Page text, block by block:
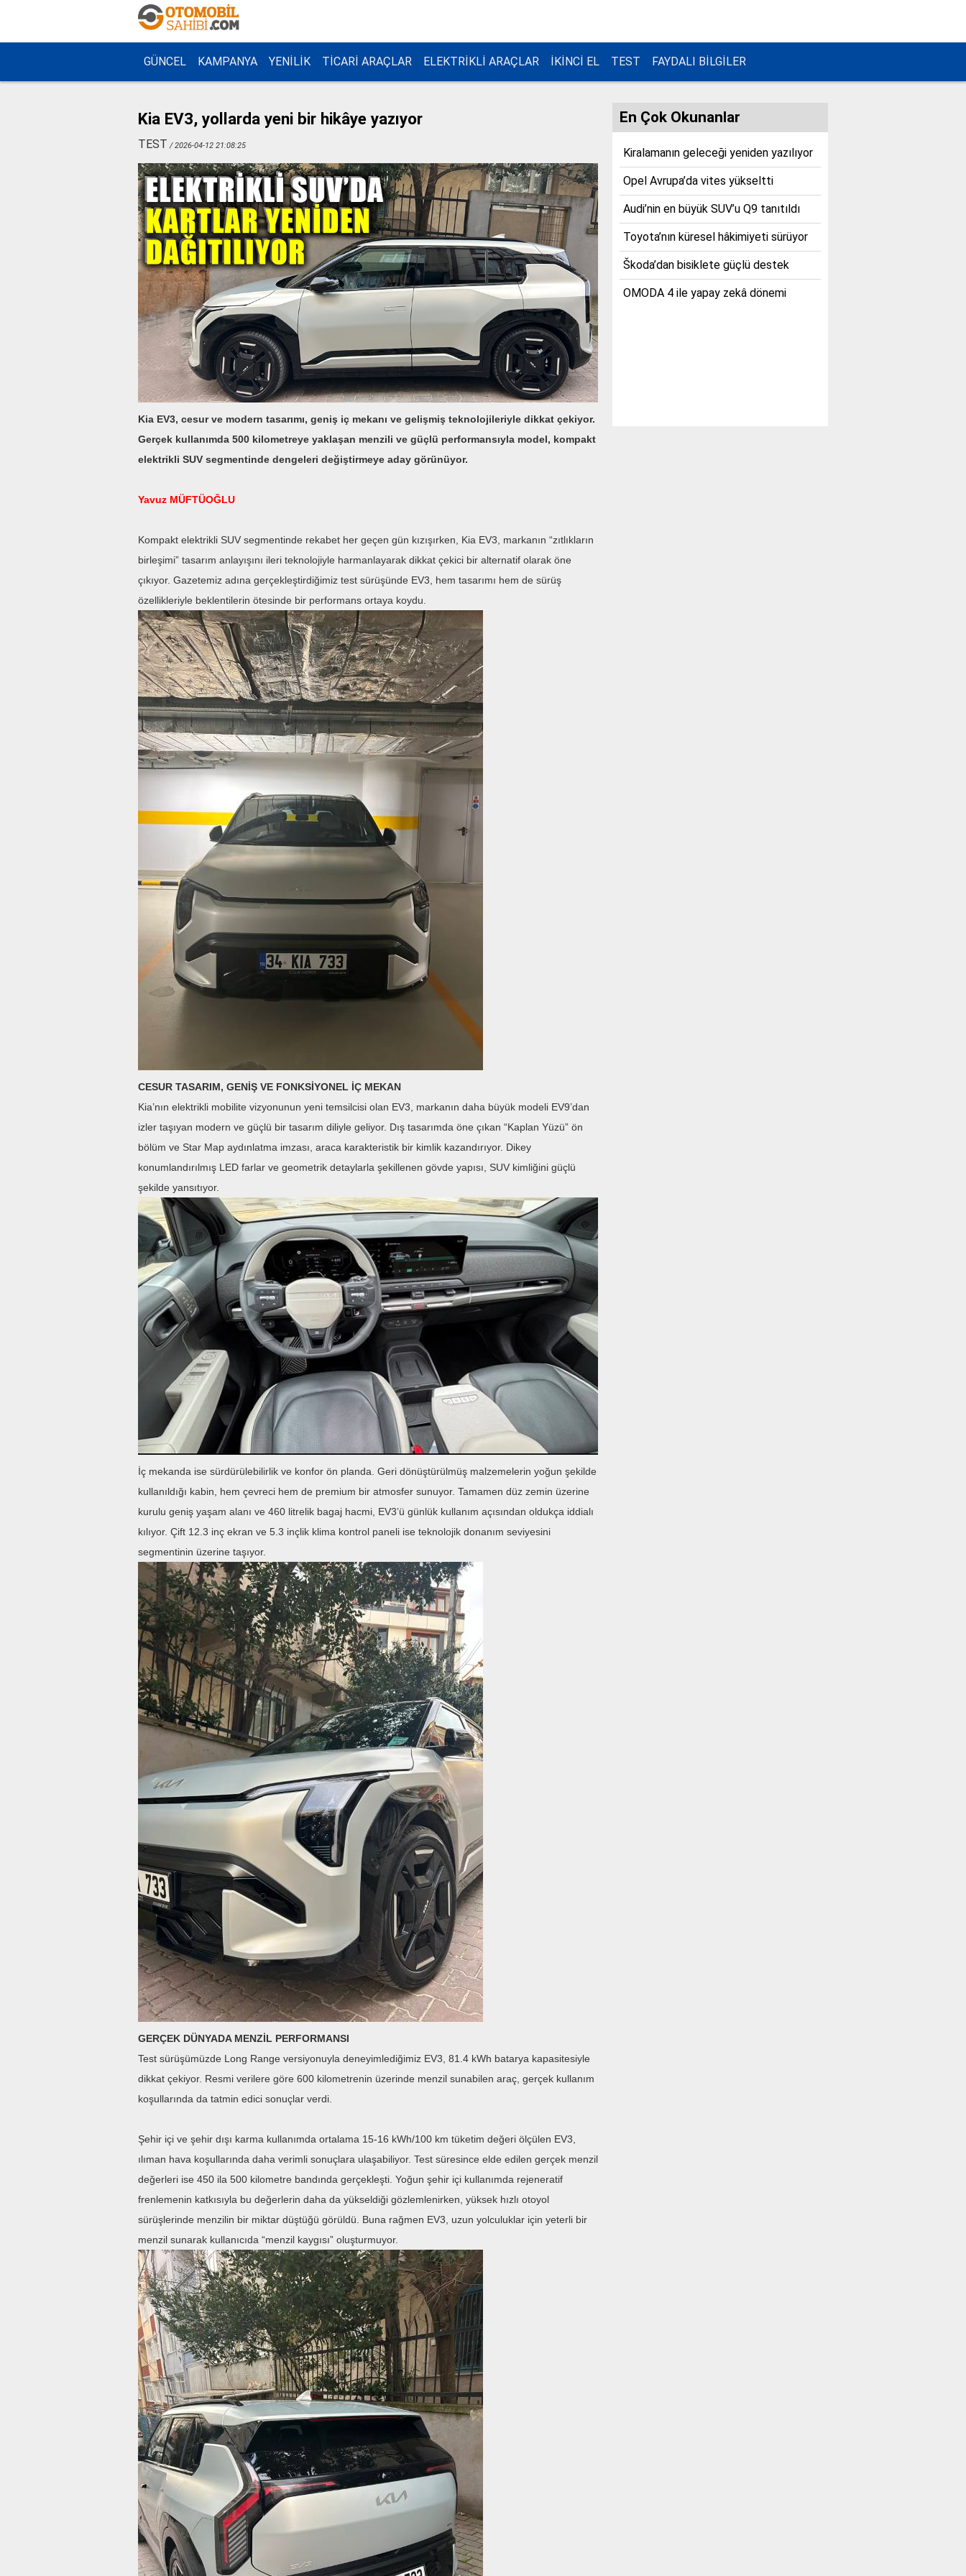
GÜNCEL KAMPANYA YENİLİK TİCARİ ARAÇLAR ELEKTRİKLİ ARAÇLAR İKİNCİ EL TEST FAYDALI BİLGİLER
Kia EV3, yollarda yeni bir hikâye yazıyor
TEST / 2026-04-12 21:08:25
Kia EV3, cesur ve modern tasarımı, geniş iç mekanı ve gelişmiş teknolojileriyle dikkat çekiyor.
Gerçek kullanımda 500 kilometreye yaklaşan menzili ve güçlü performansıyla model, kompakt
elektrikli SUV segmentinde dengeleri değiştirmeye aday görünüyor.
Yavuz MÜFTÜOĞLU
Kompakt elektrikli SUV segmentinde rekabet her geçen gün kızışırken, Kia EV3, markanın “zıtlıkların
birleşimi” tasarım anlayışını ileri teknolojiyle harmanlayarak dikkat çekici bir alternatif olarak öne
çıkıyor. Gazetemiz adına gerçekleştirdiğimiz test sürüşünde EV3, hem tasarımı hem de sürüş
özellikleriyle beklentilerin ötesinde bir performans ortaya koydu.
CESUR TASARIM, GENİŞ VE FONKSİYONEL İÇ MEKAN
Kia’nın elektrikli mobilite vizyonunun yeni temsilcisi olan EV3, markanın daha büyük modeli EV9’dan
izler taşıyan modern ve güçlü bir tasarım diliyle geliyor. Dış tasarımda öne çıkan “Kaplan Yüzü” ön
bölüm ve Star Map aydınlatma imzası, araca karakteristik bir kimlik kazandırıyor. Dikey
konumlandırılmış LED farlar ve geometrik detaylarla şekillenen gövde yapısı, SUV kimliğini güçlü
şekilde yansıtıyor.
İç mekanda ise sürdürülebilirlik ve konfor ön planda. Geri dönüştürülmüş malzemelerin yoğun şekilde
kullanıldığı kabin, hem çevreci hem de premium bir atmosfer sunuyor. Tamamen düz zemin üzerine
kurulu geniş yaşam alanı ve 460 litrelik bagaj hacmi, EV3’ü günlük kullanım açısından oldukça iddialı
kılıyor. Çift 12.3 inç ekran ve 5.3 inçlik klima kontrol paneli ise teknolojik donanım seviyesini
segmentinin üzerine taşıyor.
GERÇEK DÜNYADA MENZİL PERFORMANSI
Test sürüşümüzde Long Range versiyonuyla deneyimlediğimiz EV3, 81.4 kWh batarya kapasitesiyle
dikkat çekiyor. Resmi verilere göre 600 kilometrenin üzerinde menzil sunabilen araç, gerçek kullanım
koşullarında da tatmin edici sonuçlar verdi.
Şehir içi ve şehir dışı karma kullanımda ortalama 15-16 kWh/100 km tüketim değeri ölçülen EV3,
ılıman hava koşullarında daha verimli sonuçlara ulaşabiliyor. Test süresince elde edilen gerçek menzil
değerleri ise 450 ila 500 kilometre bandında gerçekleşti. Yoğun şehir içi kullanımda rejeneratif
frenlemenin katkısıyla bu değerlerin daha da yükseldiği gözlemlenirken, yüksek hızlı otoyol
sürüşlerinde menzilin bir miktar düştüğü görüldü. Buna rağmen EV3, uzun yolculuklar için yeterli bir
menzil sunarak kullanıcıda “menzil kaygısı” oluşturmuyor.
En Çok Okunanlar
Kiralamanın geleceği yeniden yazılıyor
Opel Avrupa’da vites yükseltti
Audi’nin en büyük SUV’u Q9 tanıtıldı
Toyota’nın küresel hâkimiyeti sürüyor
Škoda’dan bisiklete güçlü destek
OMODA 4 ile yapay zekâ dönemi